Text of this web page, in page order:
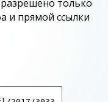
только
и прямой ссылки